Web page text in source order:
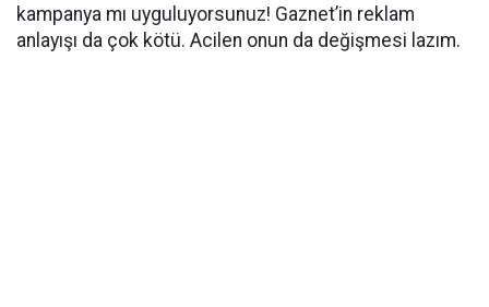
kampanya mı uyguluyorsunuz! Gaznet’in reklam
anlayışı da çok kötü. Acilen onun da değişmesi lazım.